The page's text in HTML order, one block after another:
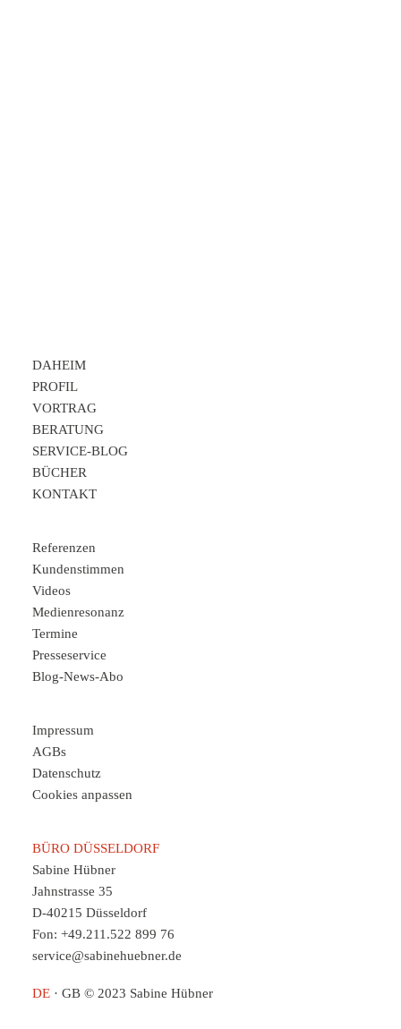
DAHEIM
PROFIL
VORTRAG
BERATUNG
SERVICE-BLOG
BÜCHER
KONTAKT
Referenzen
Kundenstimmen
Videos
Medienresonanz
Termine
Presseservice
Blog-News-Abo
Impressum
AGBs
Datenschutz
Cookies anpassen
BÜRO DÜSSELDORF
Sabine Hübner
Jahnstrasse 35
D-40215 Düsseldorf
Fon: +49.211.522 899 76
service@sabinehuebner.de
DE · GB © 2023 Sabine Hübner